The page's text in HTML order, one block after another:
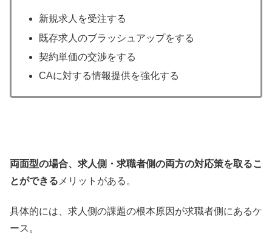
新規求人を受注する
既存求人のブラッシュアップをする
契約単価の交渉をする
CAに対する情報提供を強化する
両面型の場合、求人側・求職者側の両方の対応策を取るこ
とができる メリットがある。
具体的には、求人側の課題の根本原因が求職者側にあるケ
ース。